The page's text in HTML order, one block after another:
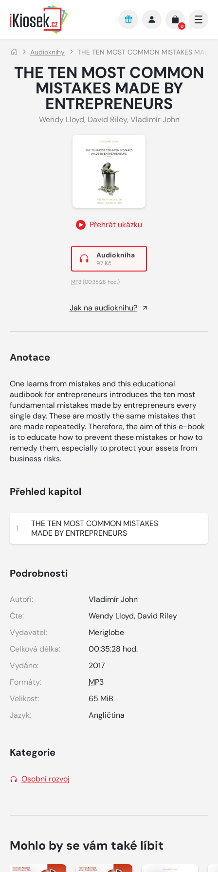
Přejít na hlavní obsah
0
Audioknihy THE TEN MOST COMMON MISTAKES MADE
THE TEN MOST COMMON
MISTAKES MADE BY
ENTREPRENEURS
Wendy Lloyd, David Riley, Vladimír John
Přehrát ukázku
Audiokniha
97 Kč
MP3 (00:35:28 hod.)
Jak na audioknihu?
Anotace
One learns from mistakes and this educational
audibook for entrepreneurs introduces the ten most
fundamental mistakes made by entrepreneurs every
single day. These are mostly the same mistakes that
are made repeatedly. Therefore, the aim of this e-book
is to educate how to prevent these mistakes or how to
remedy them, especially to protect your assets from
business risks.
Přehled kapitol
1
THE TEN MOST COMMON MISTAKES
MADE BY ENTREPRENEURS
Podrobnosti
Autoři:
Vladimír John
Čte:
Wendy Lloyd, David Riley
Vydavatel:
Meriglobe
Celková délka:
00:35:28 hod.
Vydáno:
2017
Formáty:
MP3
Velikost:
65 MiB
Jazyk:
Angličtina
Kategorie
Osobní rozvoj
Mohlo by se vám také líbit